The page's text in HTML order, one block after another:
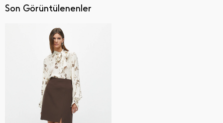
Son Görüntülenenler